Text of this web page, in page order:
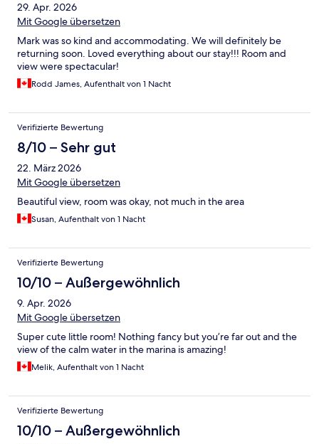
29. Apr. 2026
Mit Google übersetzen
Mark was so kind and accommodating. We will definitely be
returning soon. Loved everything about our stay!!! Room and
view were spectacular!
Rodd James, Aufenthalt von 1 Nacht
Verifizierte Bewertung
8/10 – Sehr gut
22. März 2026
Mit Google übersetzen
Beautiful view, room was okay, not much in the area
Susan, Aufenthalt von 1 Nacht
Verifizierte Bewertung
10/10 – Außergewöhnlich
9. Apr. 2026
Mit Google übersetzen
Super cute little room! Nothing fancy but you’re far out and the
view of the calm water in the marina is amazing!
Melik, Aufenthalt von 1 Nacht
Verifizierte Bewertung
10/10 – Außergewöhnlich